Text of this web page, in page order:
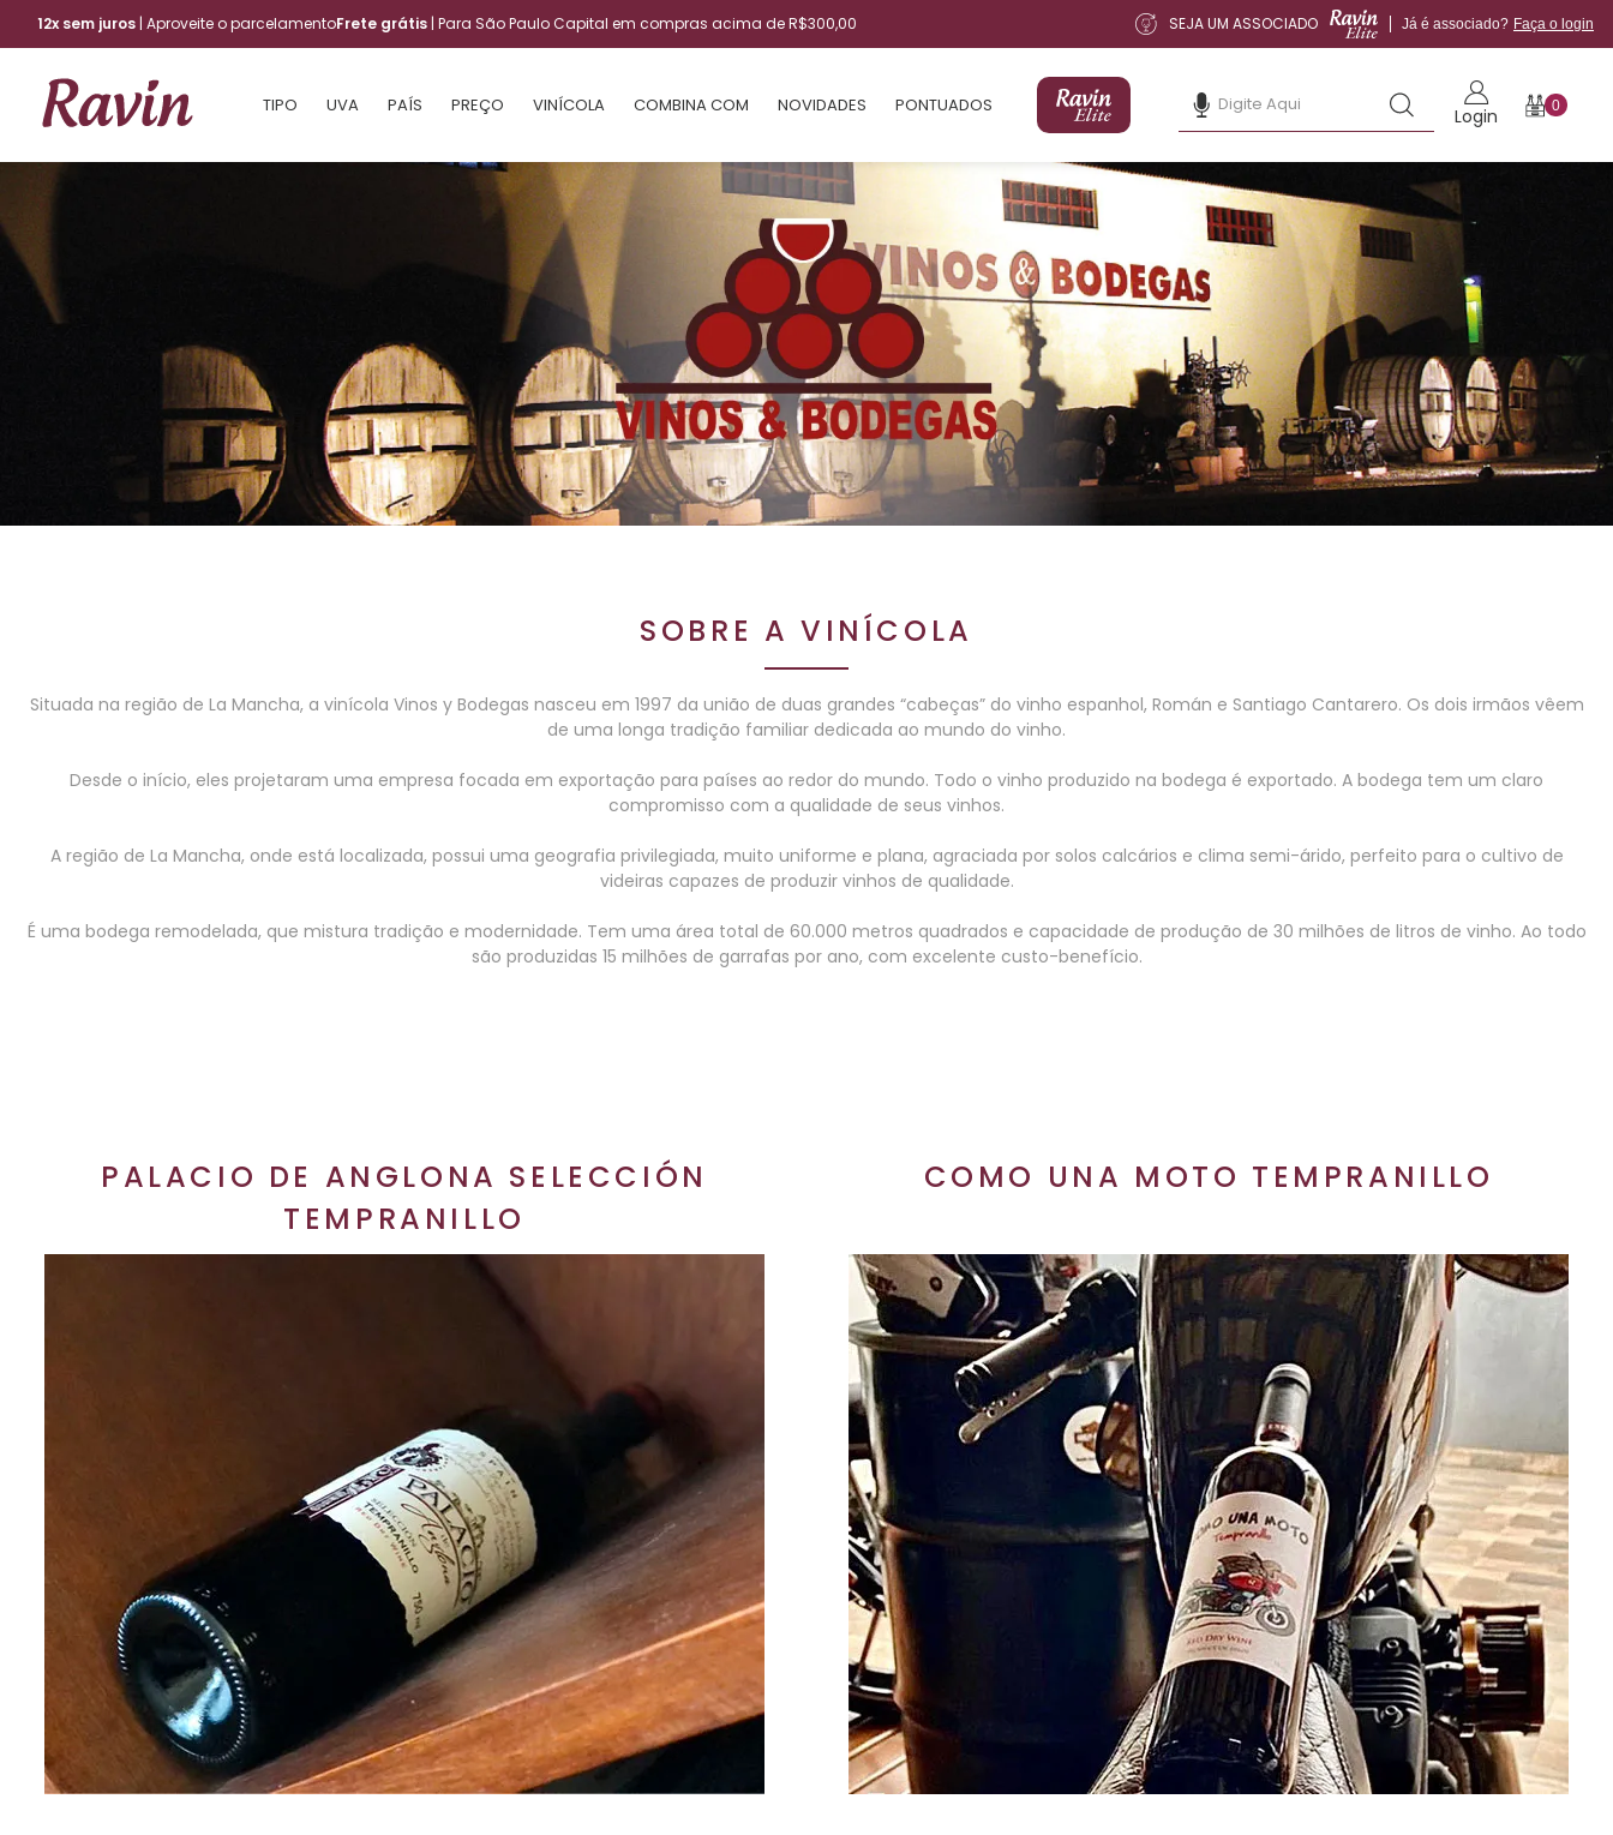
12x sem juros | Aproveite o parcelamentoFrete grátis | Para São Paulo Capital em compras acima de R$300,00 SEJA UM ASSOCIADO Já é associado? Faça o login
TIPO UVA PAÍS PREÇO VINÍCOLA COMBINA COM NOVIDADES PONTUADOS Login 0
SOBRE A VINÍCOLA
Situada na região de La Mancha, a vinícola Vinos y Bodegas nasceu em 1997 da união de duas grandes “cabeças” do vinho espanhol, Román e Santiago Cantarero. Os dois irmãos vêem
de uma longa tradição familiar dedicada ao mundo do vinho.
Desde o início, eles projetaram uma empresa focada em exportação para países ao redor do mundo. Todo o vinho produzido na bodega é exportado. A bodega tem um claro
compromisso com a qualidade de seus vinhos.
A região de La Mancha, onde está localizada, possui uma geografia privilegiada, muito uniforme e plana, agraciada por solos calcários e clima semi-árido, perfeito para o cultivo de
videiras capazes de produzir vinhos de qualidade.
É uma bodega remodelada, que mistura tradição e modernidade. Tem uma área total de 60.000 metros quadrados e capacidade de produção de 30 milhões de litros de vinho. Ao todo
são produzidas 15 milhões de garrafas por ano, com excelente custo-benefício.
PALACIO DE ANGLONA SELECCIÓN
TEMPRANILLO
COMO UNA MOTO TEMPRANILLO